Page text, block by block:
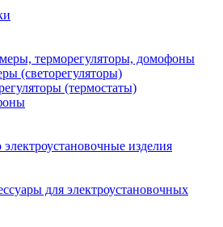
терморегуляторы, домофоны
(светорегуляторы)
(термостаты)
электроустановочные изделия
для электроустановочных